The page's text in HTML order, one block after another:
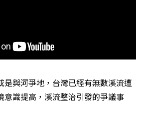
是與河爭地，台灣已經有無數溪流遭
意識提高，溪流整治引發的爭議事